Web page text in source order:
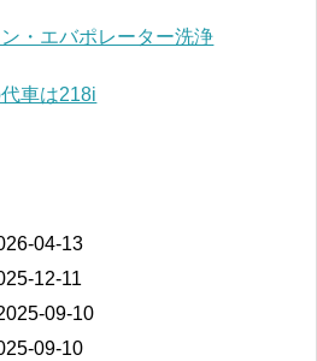
・エバポレーター洗浄
車は218i
04-13
12-11
09-10
09-10